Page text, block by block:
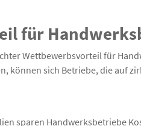
für
Wettbewerbsvorteil für
sich Betriebe, die auf
sparen Handwerksbetriebe